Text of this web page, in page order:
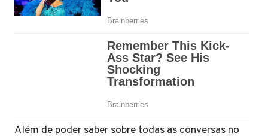
Além de poder saber sobre todas as conversas no